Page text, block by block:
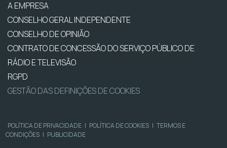
A EMPRESA
CONSELHO GERAL INDEPENDENTE
CONSELHO DE OPINIÃO
CONTRATO DE CONCESSÃO DO SERVIÇO PÚBLICO DE
RÁDIO E TELEVISÃO
RGPD
GESTÃO DAS DEFINIÇÕES DE COOKIES
POLÍTICA DE PRIVACIDADE | POLÍTICA DE COOKIES | TERMOS E
CONDIÇÕES | PUBLICIDADE